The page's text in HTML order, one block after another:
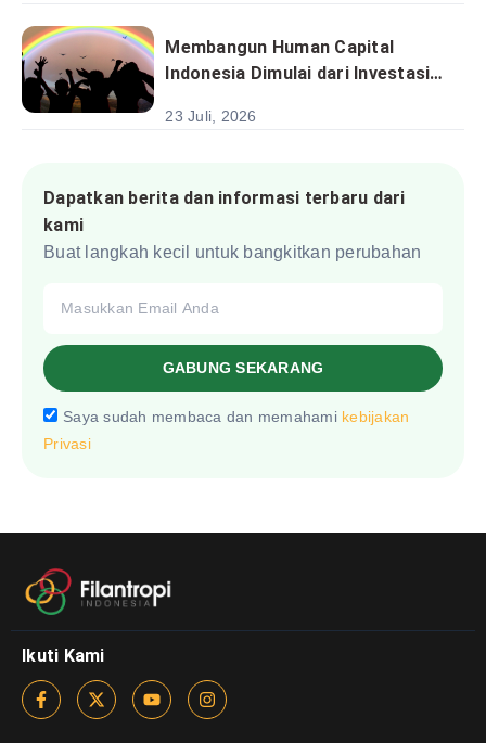
Membangun Human Capital
Indonesia Dimulai dari Investasi
23 Juli, 2026
Dapatkan berita dan informasi terbaru dari
kami
Buat langkah kecil untuk bangkitkan perubahan
Saya sudah membaca dan memahami kebijakan
Privasi
GABUNG SEKARANG
Ikuti Kami